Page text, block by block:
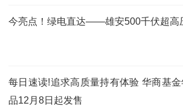
今亮点！绿电直达——雄安500千伏超高
每日速读!追求高质量持有体验 华商基金
品12月8日起发售